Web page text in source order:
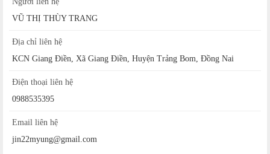
VŨ THỊ THÙY TRANG
Địa chỉ liên hệ
KCN Giang Điền, Xã Giang Điền, Huyện Trảng Bom, Đồng Nai
Điện thoại liên hệ
0988535395
Email liên hệ
jin22myung@gmail.com